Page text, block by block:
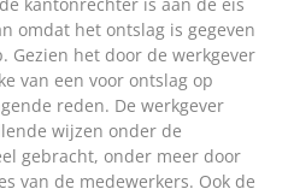
omdat het ontslag is gegeven
Gezien het door de werkgever
van een voor ontslag op
reden. De werkgever
wijzen onder de
gebracht, onder meer door
van de medewerkers. Ook de